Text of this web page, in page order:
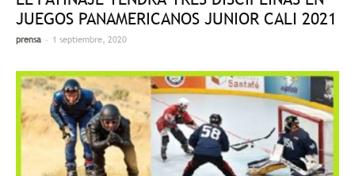
JUEGOS PANAMERICANOS JUNIOR CALI 2021
prensa - 1 septiembre, 2020